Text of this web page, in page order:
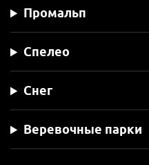
Промальп
Спелео
Снег
Веревочные парки